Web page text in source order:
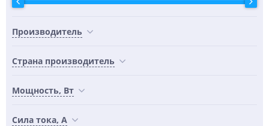
Производитель
Страна производитель
Мощность, Вт
Сила тока, А